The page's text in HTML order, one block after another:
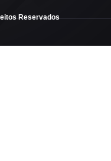
Reservados